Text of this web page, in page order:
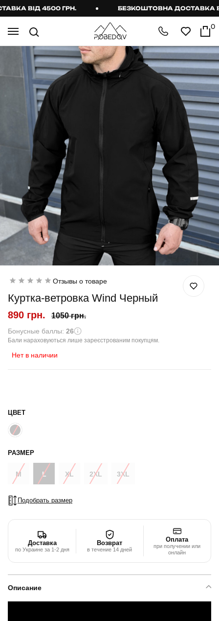
ВІД 4500 ГРН. БЕЗКОШТОВНА ДОСТАВКА ВІД
0
Отзывы о товаре
Куртка-ветровка Wind Черный
890 грн. 1050 грн.
Бонусные баллы: 26
Бали нараховуються лише зареєстрованим покупцям.
Нет в наличии
ЦВЕТ
РАЗМЕР
M L XL 2XL 3XL
Подобрать размер
Доставка
по Украине за 1-2 дня
Возврат
в течение 14 дней
Оплата
при получении или
онлайн
Описание